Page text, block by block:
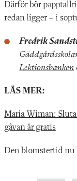
Därför bör
redan ligger – i
Fredrik
Lektionsbanken
LÄS MER:
Maria Wiman:
gåvan är gratis
Den blomstertid nu